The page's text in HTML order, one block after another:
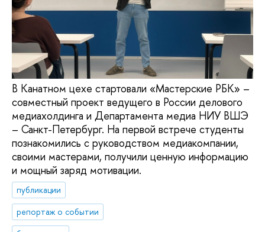
В Канатном цехе стартовали «Мастерские РБК» –
совместный проект ведущего в России делового
медиахолдинга и Департамента медиа НИУ ВШЭ
– Санкт-Петербург. На первой встрече студенты
познакомились с руководством медиакомпании,
своими мастерами, получили ценную информацию
и мощный заряд мотивации.
публикации
репортаж о событии